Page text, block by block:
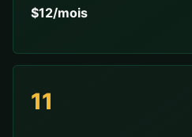
$12/mois
11